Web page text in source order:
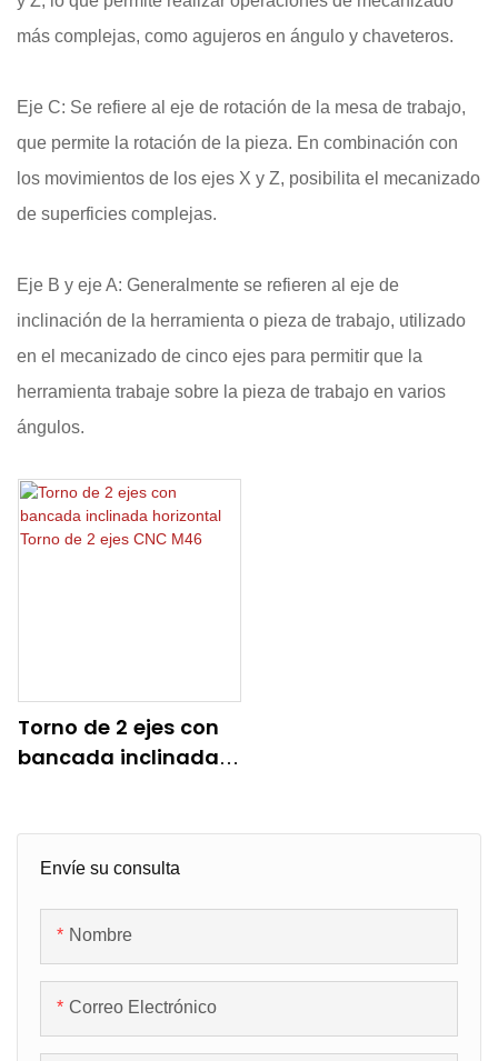
más complejas, como agujeros en ángulo y chaveteros.
Eje C: Se refiere al eje de rotación de la mesa de trabajo,
que permite la rotación de la pieza. En combinación con
los movimientos de los ejes X y Z, posibilita el mecanizado
de superficies complejas.
Eje B y eje A: Generalmente se refieren al eje de
inclinación de la herramienta o pieza de trabajo, utilizado
en el mecanizado de cinco ejes para permitir que la
herramienta trabaje sobre la pieza de trabajo en varios
ángulos.
Envíe su consulta
Nombre
Correo Electrónico
Torno de 2 ejes con
bancada inclinada